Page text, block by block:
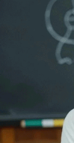
最热
全部 大陆